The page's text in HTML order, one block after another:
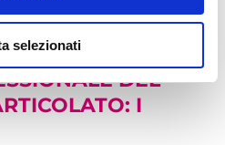
selezionati
DEL
I